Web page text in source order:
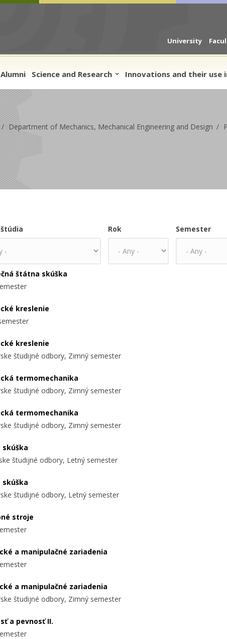
University
Alumni Science and Research Innovations and their use
Department of Mechanics, Mechanical Engineering and Design
Rok Semester
štátna skúška
kreslenie
kreslenie
študijné odbory, Zimný semester
termomechanika
študijné odbory, Zimný semester
termomechanika
študijné odbory, Zimný semester
skúška
študijné odbory, Letný semester
skúška
študijné odbory, Letný semester
stroje
a manipulačné zariadenia
a manipulačné zariadenia
študijné odbory, Zimný semester
a pevnosť II.